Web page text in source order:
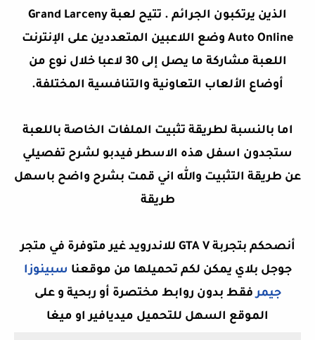
الذين يرتكبون الجرائم . تتيح لعبة Grand Larceny
Auto Online وضع اللاعبين المتعددين على الإنترنت
اللعبة مشاركة ما يصل إلى 30 لاعبا خلال نوع من
أوضاع الألعاب التعاونية والتنافسية المختلفة.
اما بالنسبة لطريقة تثبيت الملفات الخاصة باللعبة
ستجدون اسفل هذه الاسطر فيدبو لشرح تفصيلي
عن طريقة التثبيت والله اني قمت بشرح واضح باسهل
طريقة
أنصحكم بتجربة GTA V للاندرويد غير متوفرة في متجر
جوجل بلاي يمكن لكم تحميلها من موقعنا سبينوزا
جيمرفقط بدون روابط مختصرة أو ربحية و على
الموقع السهل للتحميل ميديافير او ميغا